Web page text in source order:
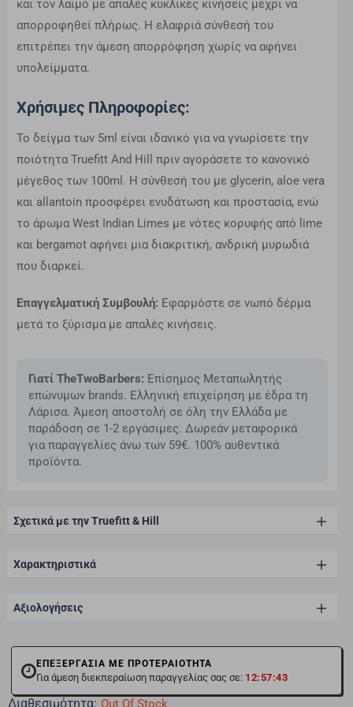
και τον λαιμό με απαλές κυκλικές κινήσεις μέχρι να
απορροφηθεί πλήρως. Η ελαφριά σύνθεσή του
επιτρέπει την άμεση απορρόφηση χωρίς να αφήνει
υπολείμματα.
Χρήσιμες Πληροφορίες:
Το δείγμα των 5ml είναι ιδανικό για να γνωρίσετε την
ποιότητα Truefitt And Hill πριν αγοράσετε το κανονικό
μέγεθος των 100ml. Η σύνθεσή του με glycerin, aloe vera
και allantoin προσφέρει ενυδάτωση και προστασία, ενώ
το άρωμα West Indian Limes με νότες κορυφής από lime
και bergamot αφήνει μια διακριτική, ανδρική μυρωδιά
που διαρκεί.
Επαγγελματική Συμβουλή: Εφαρμόστε σε νωπό δέρμα
μετά το ξύρισμα με απαλές κινήσεις.
Γιατί TheTwoBarbers: Επίσημος Μεταπωλητής
επώνυμων brands. Ελληνική επιχείρηση με έδρα τη
Λάρισα. Άμεση αποστολή σε όλη την Ελλάδα με
παράδοση σε 1-2 εργάσιμες. Δωρεάν μεταφορικά
για παραγγελίες άνω των 59€. 100% αυθεντικά
προϊόντα.
Σχετικά με την Truefitt & Hill
Χαρακτηριστικά
Αξιολογήσεις
ΕΠΕΞΕΡΓΑΣΙΑ ΜΕ ΠΡΟΤΕΡΑΙΟΤΗΤΑ
Για άμεση διεκπεραίωση παραγγελίας σας σε: 12:57:43
Διαθεσιμότητα: Out Of Stock